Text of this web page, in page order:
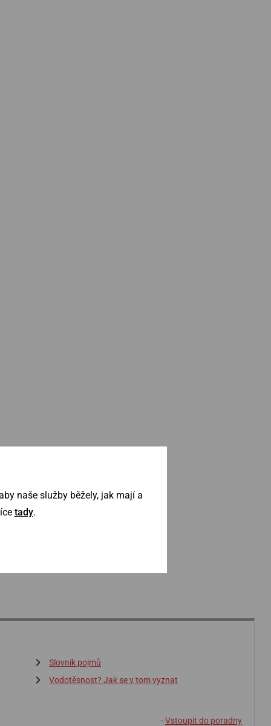
Slovník pojmů
Vodotěsnost? Jak se v tom vyznat
↓ Vstoupit do poradny
naše služby běžely, jak mají a
tady.